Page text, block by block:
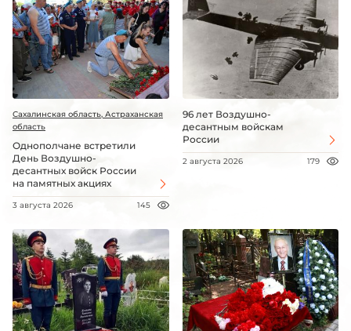
Сахалинская область, Астраханская
область
Однополчане встретили
День Воздушно-
десантных войск России
на памятных акциях
3 августа 2026 145
96 лет Воздушно-
десантным войскам
России
2 августа 2026 179